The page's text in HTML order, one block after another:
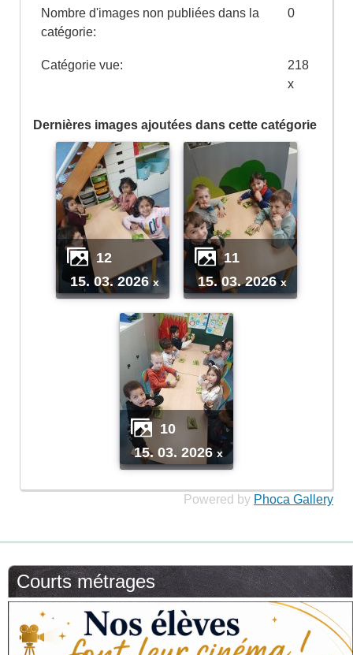
Nombre d'images non publiées dans la
catégorie:
0
Catégorie vue:
218
x
Dernières images ajoutées dans cette catégorie
12
15. 03. 2026x
11
15. 03. 2026x
10
15. 03. 2026x
Powered by Phoca Gallery
Courts métrages